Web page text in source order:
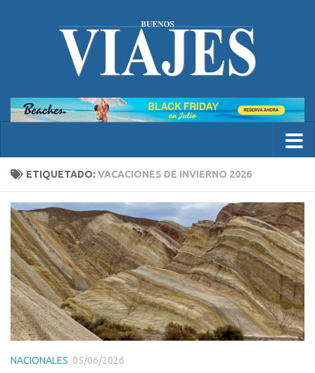
ETIQUETADO: VACACIONES DE INVIERNO 2026
NACIONALES 05/06/2026